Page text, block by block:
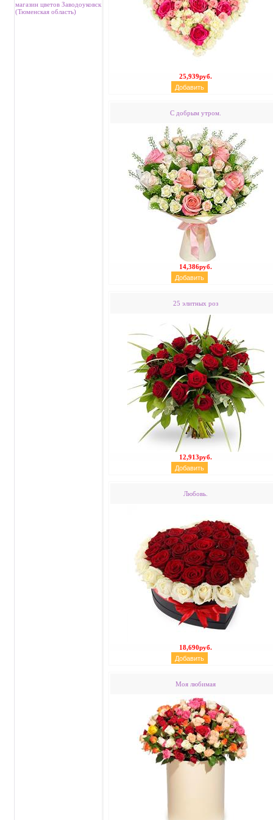
магазин цветов Заводоуковск
(Тюменская область)
25,939руб.
С добрым утром.
14,386руб.
25 элитных роз
12,913руб.
Любовь.
18,690руб.
Моя любимая